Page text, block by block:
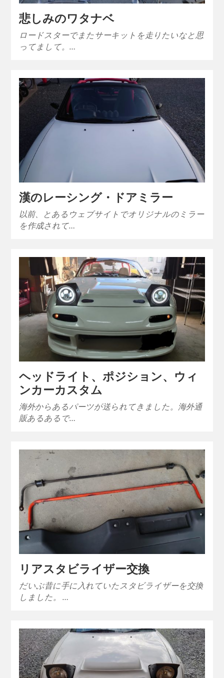
悲しみのワタナベ
ロードスターでまたサーキットを走りたいなと思
ってまして。…
漢のレーシング・ドアミラー
以前、とあるウェブサイトでオリジナルのミラー
を作成されて…
ヘッドライト、ポジション、ウィ
ンカーカスタム
海外からあるパーツが送られてきました。海外通
販あるあるで…
リアスタビライザー交換
だいぶ昔に手に入れていたスタビライザーを交換
しました。 …